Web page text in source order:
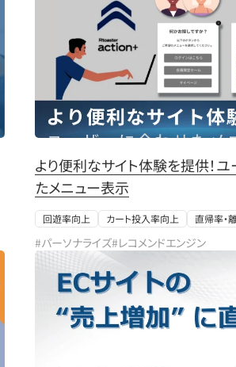
より便利なサイト体験を提供！
たメニュー表示
回遊率向上 カート投入率向上 直帰率・
#パーソナライズ#レコメンドエンジン